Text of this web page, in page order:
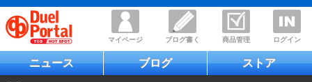
マイページ ブログ書く 商品管理 ログイン
ニュース ブログ ストア